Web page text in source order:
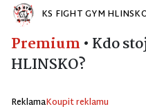
KS FIGHT GYM
Premium • Kdo
HLINSKO?
ReklamaKoupit reklamu